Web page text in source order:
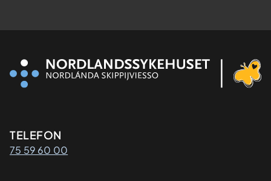
Kontaktinformasjon
TELEFON
75 59 60 00